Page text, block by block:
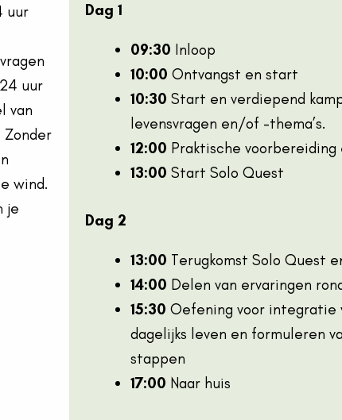
uur
uur
van
Zonder
wind.
je
Dag 1
09:30 Inloop
10:00 Ontvangst en start
10:30 Start en verdiepend
levensvragen en/of -thema’s.
12:00 Praktische
13:00 Start Solo Quest
Dag 2
13:00 Terugkomst Solo Quest
14:00 Delen van ervaringen
15:30 Oefening voor integratie
dagelijks leven en formuleren
stappen
17:00 Naar huis